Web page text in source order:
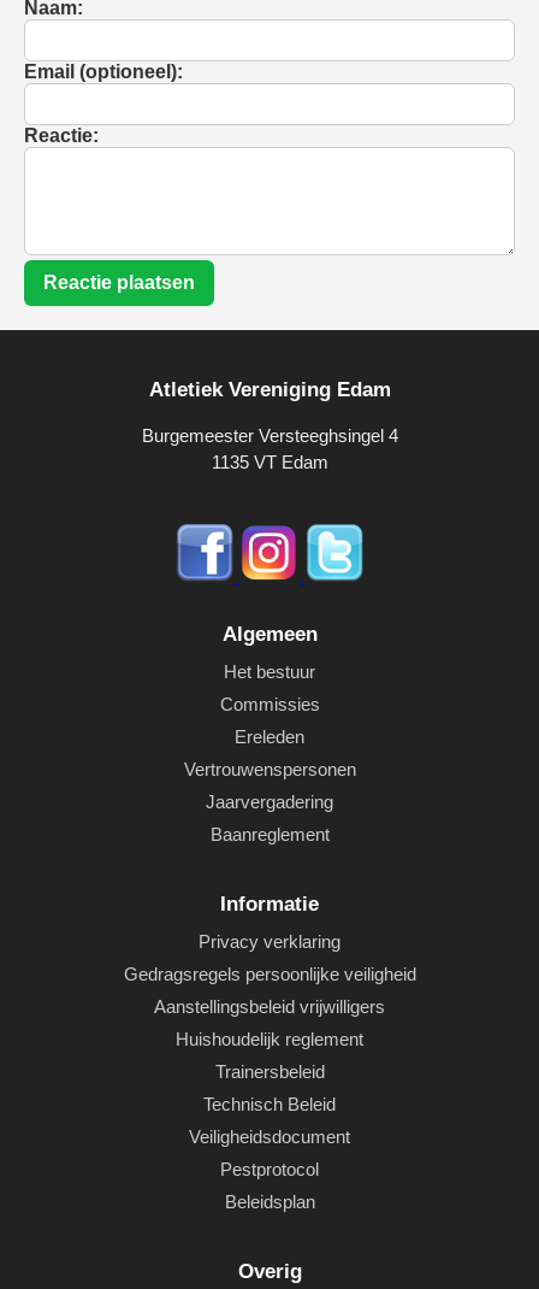
Naam:
Email (optioneel):
Reactie:
Reactie plaatsen
Atletiek Vereniging Edam
Burgemeester Versteeghsingel 4
1135 VT Edam
Algemeen
Het bestuur
Commissies
Ereleden
Vertrouwenspersonen
Jaarvergadering
Baanreglement
Informatie
Privacy verklaring
Gedragsregels persoonlijke veiligheid
Aanstellingsbeleid vrijwilligers
Huishoudelijk reglement
Trainersbeleid
Technisch Beleid
Veiligheidsdocument
Pestprotocol
Beleidsplan
Overig